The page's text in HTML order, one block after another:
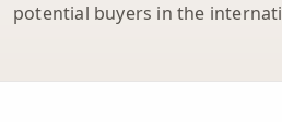
potential buyers in the